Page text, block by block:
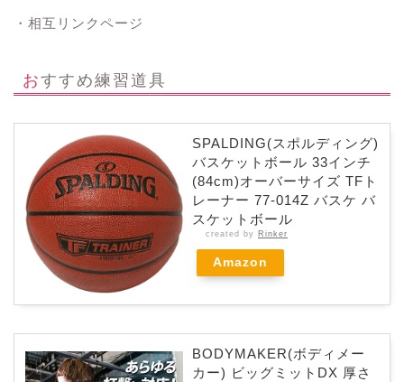
・相互リンクページ
おすすめ練習道具
SPALDING(スポルディング)
バスケットボール 33インチ
(84cm)オーバーサイズ TFト
レーナー 77-014Z バスケ バ
スケットボール
created by Rinker
Amazon
BODYMAKER(ボディメー
カー) ビッグミットDX 厚さ